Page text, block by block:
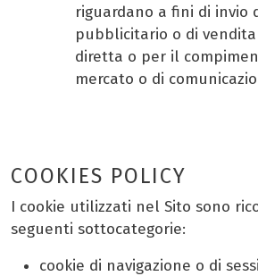
riguardano a fini di invio
pubblicitario o di vendita
diretta o per il
mercato o di
COOKIES POLICY
I cookie utilizzati nel Sito sono
seguenti sottocategorie:
cookie di navigazione o di